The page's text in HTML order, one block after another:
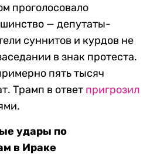
проголосовало
— депутаты-
суннитов и курдов не
в знак протеста.
пять тысяч
Трамп в ответ пригрозил
удары по
в Ираке